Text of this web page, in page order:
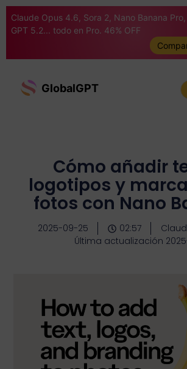
Claude Opus 4.6, Sora 2, Nano Banana Pro,
GPT 5.2... todo en Pro. 46% OFF
GlobalGPT
Cómo añadir
logotipos y
fotos con Nano
2025-09-25 02:57
Última actualización